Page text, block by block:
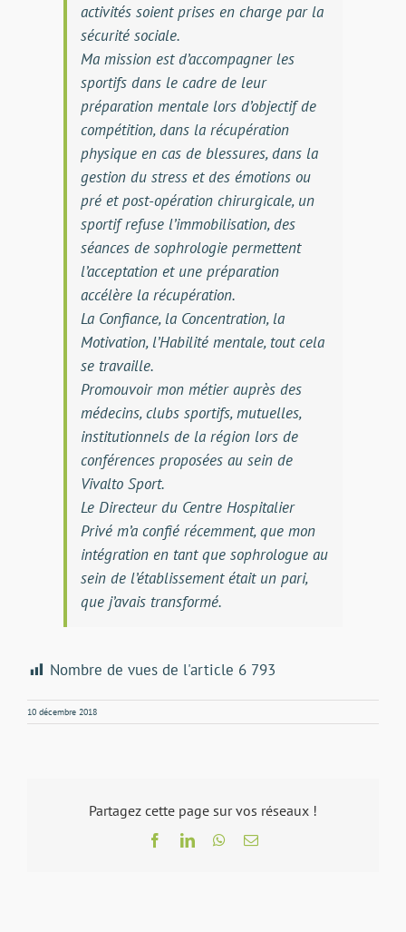
activités soient prises en charge par la
sécurité sociale.
Ma mission est d’accompagner les
sportifs dans le cadre de leur
préparation mentale lors d’objectif de
compétition, dans la récupération
physique en cas de blessures, dans la
gestion du stress et des émotions ou
pré et post-opération chirurgicale, un
sportif refuse l’immobilisation, des
séances de sophrologie permettent
l’acceptation et une préparation
accélère la récupération.
La Confiance, la Concentration, la
Motivation, l’Habilité mentale, tout cela
se travaille.
Promouvoir mon métier auprès des
médecins, clubs sportifs, mutuelles,
institutionnels de la région lors de
conférences proposées au sein de
Vivalto Sport.
Le Directeur du Centre Hospitalier
Privé m’a confié récemment, que mon
intégration en tant que sophrologue au
sein de l’établissement était un pari,
que j’avais transformé.
Nombre de vues de l'article 6 793
10 décembre 2018
Partagez cette page sur vos réseaux !
FacebookLinkedInWhatsApp
Email